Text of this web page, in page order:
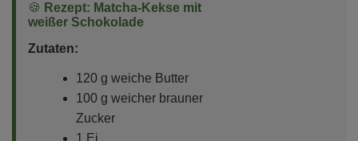
🍪 Rezept: Matcha-Kekse mit
weißer Schokolade
Zutaten:
120 g weiche Butter
100 g weicher brauner
Zucker